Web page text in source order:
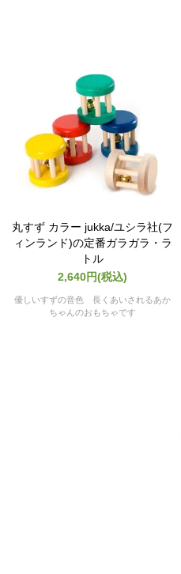
丸すず カラー jukka/ユシラ社(フ
ィンランド)の定番ガラガラ・ラ
トル
2,640円(税込)
優しいすずの音色 長くあいされるあか
ちゃんのおもちゃです